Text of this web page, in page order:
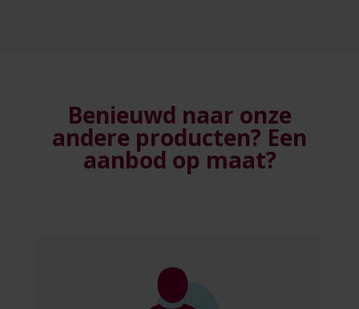
Benieuwd naar onze
andere producten? Een
aanbod op maat?